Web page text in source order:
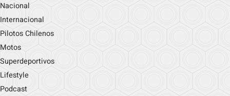
Nacional
Internacional
Pilotos Chilenos
Motos
Superdeportivos
Lifestyle
Podcast